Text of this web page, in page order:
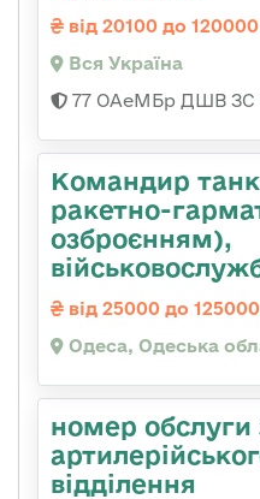
від 20100 до
Вся Україна
77 ОАеМБр ДШВ ЗС
Командиp
pакетно-
озброєнням),
від 25000 до
Одеса, Одеська
номер обслуги
відділення